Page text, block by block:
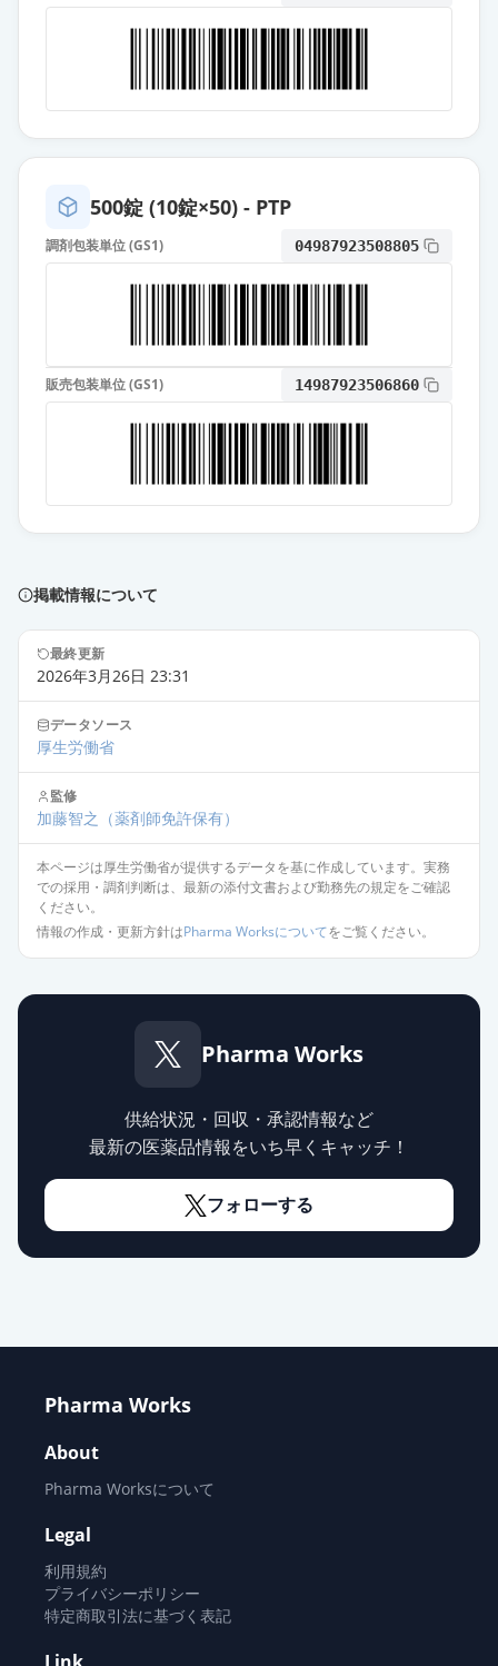
500錠 (10錠×50) - PTP
調剤包装単位 (GS1) 04987923508805
販売包装単位 (GS1) 14987923506860
掲載情報について
最終更新
2026年3月26日 23:31
データソース
厚生労働省
監修
加藤智之 （薬剤師免許保有）
本ページは厚生労働省が提供するデータを基に作成しています。実務
での採用・調剤判断は、最新の添付文書および勤務先の規定をご確認
ください。
情報の作成・更新方針はPharma Worksについてをご覧ください。
Pharma Works
供給状況・回収・承認情報など
最新の医薬品情報をいち早くキャッチ！
フォローする
Pharma Works
About
Pharma Worksについて
Legal
利用規約
プライバシーポリシー
特定商取引法に基づく表記